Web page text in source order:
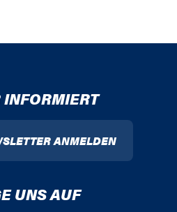
ANMELDEN
UNS AUF